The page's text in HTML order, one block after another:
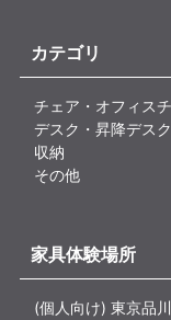
カテゴリ
チェア・オフィス
デスク・昇降デスク
収納
その他
家具体験場所
(個人向け) 東京品